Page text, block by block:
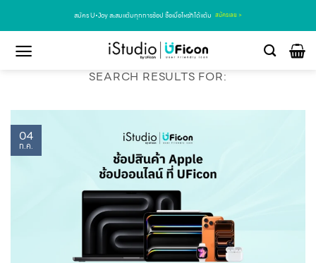
สมัคร U•Joy สะสมแต้มทุกการช้อป ซื้อเมื่อไหร่ก็ได้แต้ม สมัครเลย >
SEARCH RESULTS FOR:
04
ก.ค.